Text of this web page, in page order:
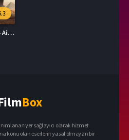
The Family Plan 2023 – Aile Planı 1080p Turkce Dublaj izle
Box
yer sağlayıcı olarak hizmet
konu olan eserlerin yasal olmayan bir